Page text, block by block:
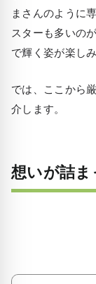
まさんのように
スターも多いの
で輝く姿が楽しみ
では、ここから
介します。
想いが詰ま